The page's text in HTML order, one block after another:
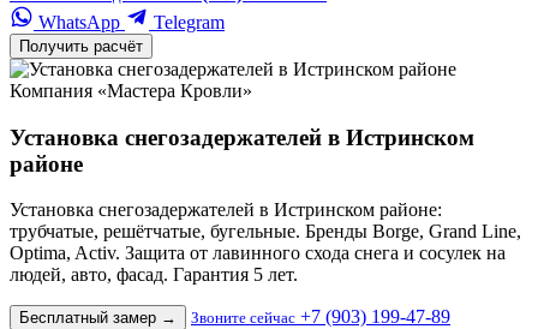
WhatsApp
Telegram
Получить расчёт
Компания «Мастера Кровли»
Установка снегозадержателей в Истринском
районе
Установка снегозадержателей в Истринском районе:
трубчатые, решётчатые, бугельные. Бренды Borge, Grand Line,
Optima, Activ. Защита от лавинного схода снега и сосулек на
людей, авто, фасад. Гарантия 5 лет.
Бесплатный замер → Звоните сейчас +7 (903) 199-47-89